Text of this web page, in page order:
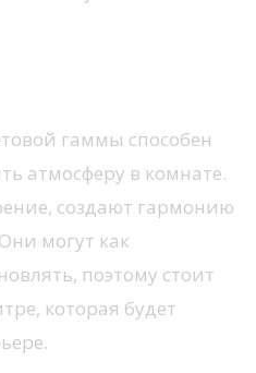
гаммы способен
атмосферу в комнате.
создают гармонию
могут как
поэтому стоит
которая будет